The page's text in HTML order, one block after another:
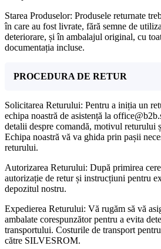
Starea Produselor: Produsele returnate
în care au fost livrate, fără semne de
deteriorare, și în ambalajul original, cu
documentația incluse.
PROCEDURA DE RETUR
Solicitarea Returului: Pentru a iniția un
echipa noastră de asistență la
detalii despre comandă, motivul returului
Echipa noastră vă va ghida prin pașii
returului.
Autorizarea Returului: După primirea
autorizație de retur și instrucțiuni pentru
depozitul nostru.
Expedierea Returului: Vă rugăm să vă
ambalate corespunzător pentru a evita
transportului. Costurile de transport
către SILVESROM.